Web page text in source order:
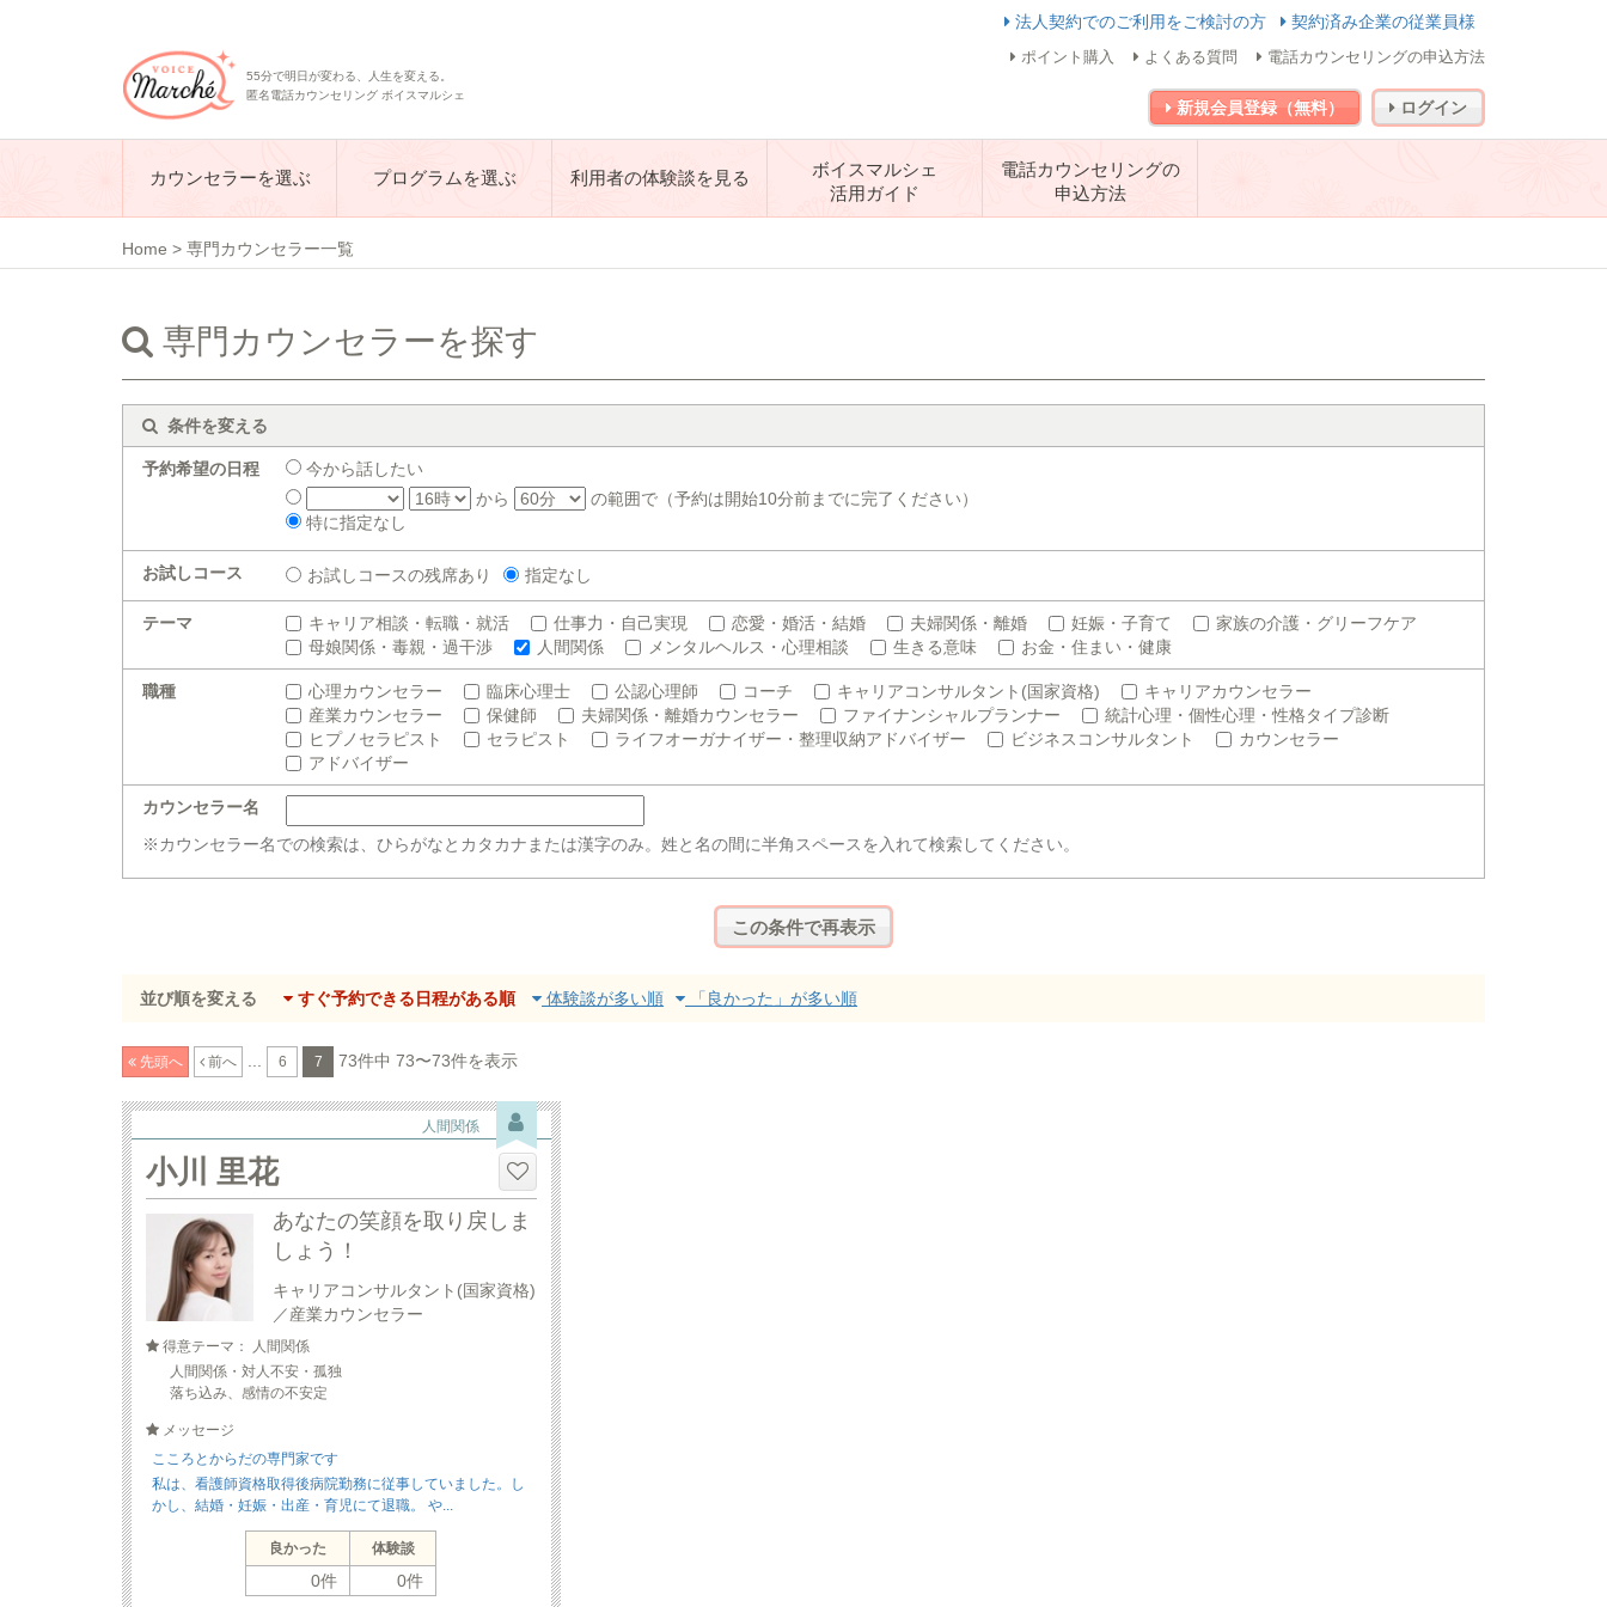
法人契約でのご利用をご検討の方 契約済み企業の従業員様
55分で明日が変わる、人生を変える。
匿名電話カウンセリング ボイスマルシェ
ポイント購入 よくある質問 電話カウンセリングの申込方法
新規会員登録（無料） ログイン
カウンセラーを選ぶ プログラムを選ぶ 利用者の体験談を見る
ボイスマルシェ
活用ガイド
電話カウンセリングの
申込方法
Home > 専門カウンセラー一覧
専門カウンセラーを探す
条件を変える
予約希望の日程
今から話したい
から
の範囲で（予約は開始10分前までに完了ください）
特に指定なし
お試しコース お試しコースの残席あり 指定なし
テーマ キャリア相談・転職・就活 仕事力・自己実現 恋愛・婚活・結婚 夫婦関係・離婚 妊娠・子育て
家族の介護・グリーフケア
母娘関係・毒親・過干渉
人間関係 メンタルヘルス・心理相談 生きる意味 お金・住まい・健康
職種 心理カウンセラー 臨床心理士 公認心理師 コーチ キャリアコンサルタント(国家資格)
キャリアカウンセラー
産業カウンセラー
保健師 夫婦関係・離婚カウンセラー ファイナンシャルプランナー
統計心理・個性心理・性格タイプ診断
ヒプノセラピスト
セラピスト ライフオーガナイザー・整理収納アドバイザー ビジネスコンサルタント
カウンセラー
アドバイザー
カウンセラー名
※カウンセラー名での検索は、ひらがなとカタカナまたは漢字のみ。姓と名の間に半角スペースを入れて検索してください。
並び順を変える すぐ予約できる日程がある順 体験談が多い順 「良かった」が多い順
先頭へ 前へ 6 7 73件中 73〜73件を表示
人間関係
小川 里花
あなたの笑顔を取り戻しま
しょう！
キャリアコンサルタント(国家資格)
／産業カウンセラー
得意テーマ： 人間関係
人間関係・対人不安・孤独
落ち込み、感情の不安定
メッセージ
こころとからだの専門家です
私は、看護師資格取得後病院勤務に従事していました。し
かし、結婚・妊娠・出産・育児にて退職。 や...
良かった 体験談
0件 0件